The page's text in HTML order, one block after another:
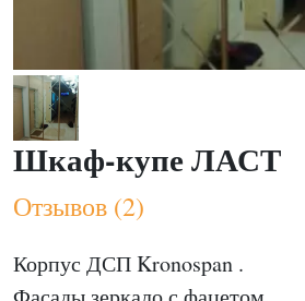
Шкаф-купе ЛАСТ
Отзывов (2)
Корпус ДСП Kronospan .